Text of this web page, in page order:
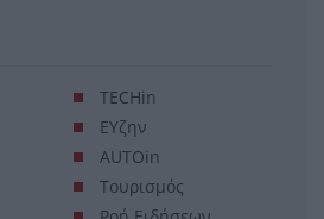
TECHin
ΕΥζην
AUTOin
Τουρισμός